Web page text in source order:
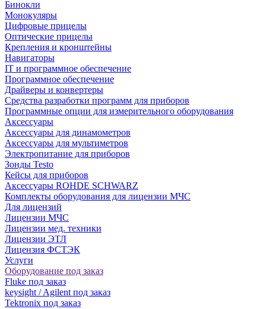
Бинокли
Монокуляры
Цифровые прицелы
Оптические прицелы
Крепления и кронштейны
Навигаторы
IT и программное обеспечение
Программное обеспечение
Драйверы и конвертеры
Средства разработки программ для приборов
Программные опции для измерительного оборудования
Аксессуары
Аксессуары для динамометров
Аксессуары для мультиметров
Электропитание для приборов
Зонды Testo
Кейсы для приборов
Аксессуары ROHDE SCHWARZ
Комплекты оборудования для лицензии МЧС
Для лицензий
Лицензии МЧС
Лицензии мед. техники
Лицензии ЭТЛ
Лицензия ФСТЭК
Услуги
Оборудование под заказ
Fluke под заказ
keysight / Agilent под заказ
Tektronix под заказ